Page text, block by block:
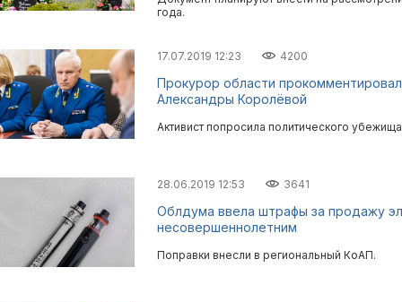
года.
17.07.2019 12:23 4200
Прокурор области
Александры Королёвой
Активист попросила политического
28.06.2019 12:53 3641
Облдума ввела штрафы за продажу
несовершеннолетним
Поправки внесли в региональный КоАП.